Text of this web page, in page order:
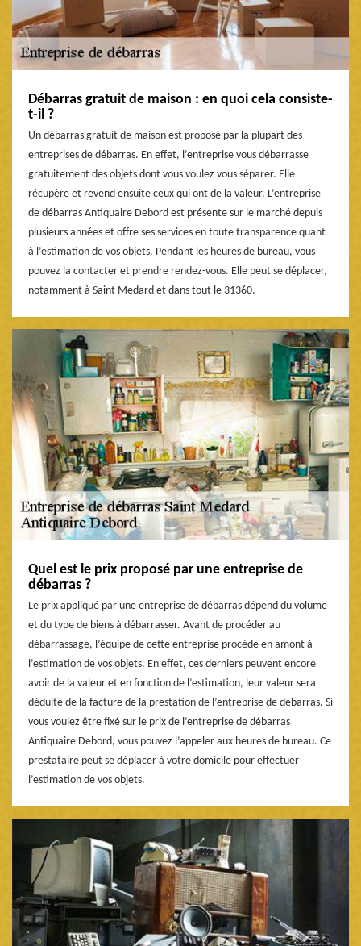
Débarras gratuit de maison : en quoi cela consiste-
t-il ?
Un débarras gratuit de maison est proposé par la plupart des
entreprises de débarras. En effet, l’entreprise vous débarrasse
gratuitement des objets dont vous voulez vous séparer. Elle
récupère et revend ensuite ceux qui ont de la valeur. L’entreprise
de débarras Antiquaire Debord est présente sur le marché depuis
plusieurs années et offre ses services en toute transparence quant
à l’estimation de vos objets. Pendant les heures de bureau, vous
pouvez la contacter et prendre rendez-vous. Elle peut se déplacer,
notamment à Saint Medard et dans tout le 31360.
Quel est le prix proposé par une entreprise de
débarras ?
Le prix appliqué par une entreprise de débarras dépend du volume
et du type de biens à débarrasser. Avant de procéder au
débarrassage, l’équipe de cette entreprise procède en amont à
l’estimation de vos objets. En effet, ces derniers peuvent encore
avoir de la valeur et en fonction de l’estimation, leur valeur sera
déduite de la facture de la prestation de l’entreprise de débarras. Si
vous voulez être fixé sur le prix de l’entreprise de débarras
Antiquaire Debord, vous pouvez l’appeler aux heures de bureau. Ce
prestataire peut se déplacer à votre domicile pour effectuer
l’estimation de vos objets.